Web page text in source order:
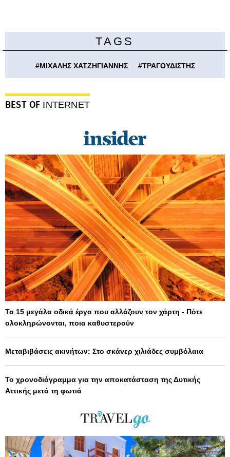
TAGS
#ΜΙΧΑΛΗΣ ΧΑΤΖΗΓΙΑΝΝΗΣ #ΤΡΑΓΟΥΔΙΣΤΗΣ
BEST OF INTERNET
Τα 15 μεγάλα οδικά έργα που αλλάζουν τον χάρτη - Πότε
ολοκληρώνονται, ποια καθυστερούν
Μεταβιβάσεις ακινήτων: Στο σκάνερ χιλιάδες συμβόλαια
Το χρονοδιάγραμμα για την αποκατάσταση της Δυτικής
Αττικής μετά τη φωτιά